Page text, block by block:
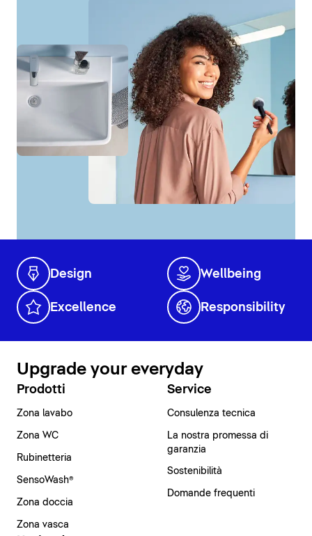
Design Wellbeing
Excellence Responsibility
Upgrade your everyday
Prodotti
Zona lavabo
Zona WC
Rubinetteria
SensoWash®
Zona doccia
Zona vasca
Service
Consulenza tecnica
La nostra promessa di
garanzia
Sostenibilità
Domande frequenti